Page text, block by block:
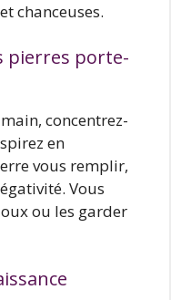
chanceuses.
pierres porte-
concentrez-
en
vous remplir,
Vous
ou les garder